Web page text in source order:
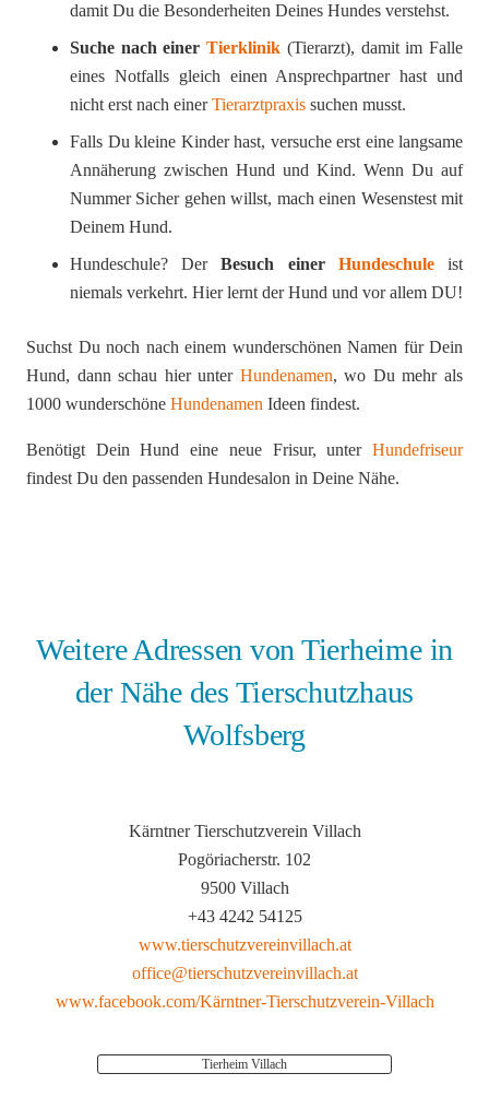
damit Du die Besonderheiten Deines Hundes verstehst.
Suche nach einerTierklinik (Tierarzt), damit im Falle
eines Notfalls gleich einen Ansprechpartner hast und
nicht erst nach einerTierarztpraxis suchen musst.
Falls Du kleine Kinder hast, versuche erst eine langsame
Annäherung zwischen Hund und Kind. Wenn Du auf
Nummer Sicher gehen willst, mach einen Wesenstest mit
Deinem Hund.
Hundeschule? DerBesuch einer Hundeschule
ist
niemals verkehrt. Hier lernt der Hund und vor allem DU!
Suchst Du noch nach einem wunderschönen Namen für Dein
Hund, dann schau hier unter Hundenamen, wo Du mehr als
1000 wunderschöne Hundenamen Ideen findest.
Benötigt Dein Hund eine neue Frisur, unter Hundefriseur
findest Du den passenden Hundesalon in Deine Nähe.
Weitere Adressen von Tierheime in
der Nähe des Tierschutzhaus
Wolfsberg
Kärntner Tierschutzverein Villach
Pogöriacherstr. 102
9500 Villach
+43 4242 54125
www.tierschutzvereinvillach.at
office@tierschutzvereinvillach.at
www.facebook.com/Kärntner-Tierschutzverein-Villach
Tierheim Villach